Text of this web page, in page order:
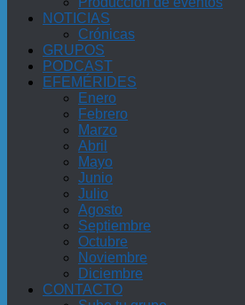
NOTICIAS
Crónicas
GRUPOS
PODCAST
EFEMÉRIDES
Enero
Febrero
Marzo
Abril
Mayo
Junio
Julio
Agosto
Septiembre
Octubre
Noviembre
Diciembre
CONTACTO